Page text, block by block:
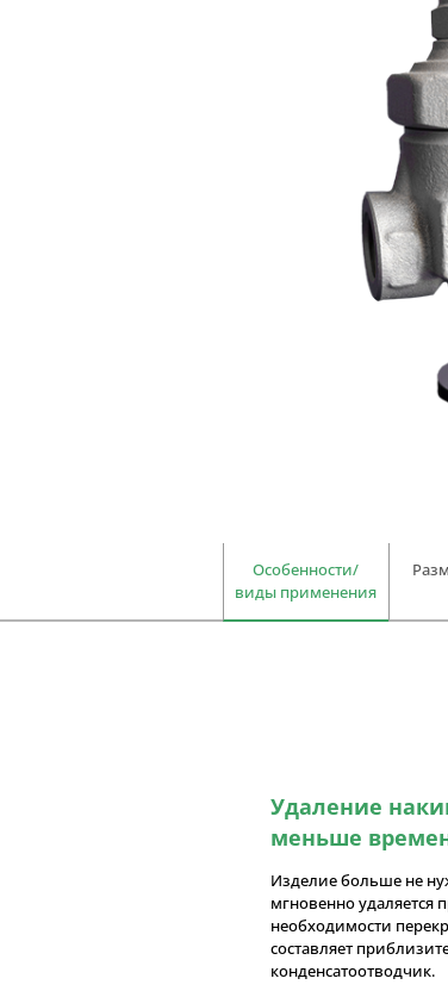
Особенности/
виды применения
Удаление
меньше
Изделие больше не
мгновенно удаляется
необходимости
составляет
конденсатоотводчик.